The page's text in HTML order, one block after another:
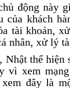
động này
của khách
tài khoản,
nhân, xử lý
Nhật thể
vì xem
xem đây là